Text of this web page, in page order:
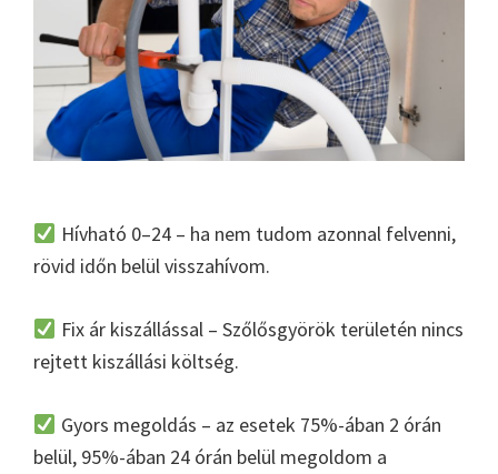
Hívható 0–24 – ha nem tudom azonnal felvenni,
rövid időn belül visszahívom.
Fix ár kiszállással – Szőlősgyörök területén nincs
rejtett kiszállási költség.
Gyors megoldás – az esetek 75%-ában 2 órán
belül, 95%-ában 24 órán belül megoldom a